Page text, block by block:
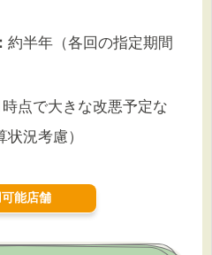
約半年（各回の指定期間
時点で大きな改悪予定な
況考慮）
能店舗